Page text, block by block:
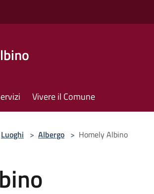
Vivere il Comune
Luoghi > Albergo > Homely Albino